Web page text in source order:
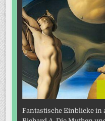
Fantastische Einblicke in